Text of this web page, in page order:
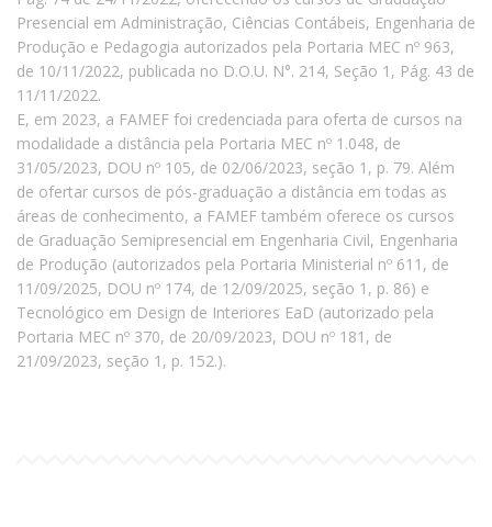
Presencial em Administração, Ciências Contábeis, Engenharia de
Produção e Pedagogia autorizados pela Portaria MEC nº 963,
de 10/11/2022, publicada no D.O.U. N°. 214, Seção 1, Pág. 43 de
11/11/2022.
E, em 2023, a FAMEF foi credenciada para oferta de cursos na
modalidade a distância pela Portaria MEC nº 1.048, de
31/05/2023, DOU nº 105, de 02/06/2023, seção 1, p. 79. Além
de ofertar cursos de pós-graduação a distância em todas as
áreas de conhecimento, a FAMEF também oferece os cursos
de Graduação Semipresencial em Engenharia Civil, Engenharia
de Produção (autorizados pela Portaria Ministerial nº 611, de
11/09/2025, DOU nº 174, de 12/09/2025, seção 1, p. 86) e
Tecnológico em Design de Interiores EaD (autorizado pela
Portaria MEC nº 370, de 20/09/2023, DOU nº 181, de
21/09/2023, seção 1, p. 152.).